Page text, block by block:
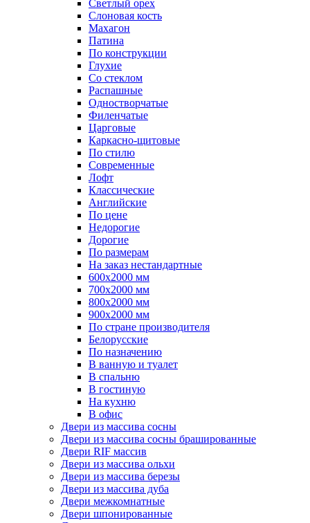
Светлый орех
Слоновая кость
Махагон
Патина
По конструкции
Глухие
Со стеклом
Распашные
Одностворчатые
Филенчатые
Царговые
Каркасно-щитовые
По стилю
Современные
Лофт
Классические
Английские
По цене
Недорогие
Дорогие
По размерам
На заказ нестандартные
600х2000 мм
700х2000 мм
800х2000 мм
900х2000 мм
По стране производителя
Белорусские
По назначению
В ванную и туалет
В спальню
В гостиную
На кухню
В офис
Двери из массива сосны
Двери из массива сосны брашированные
Двери RIF массив
Двери из массива ольхи
Двери из массива березы
Двери из массива дуба
Двери межкомнатные
Двери шпонированные